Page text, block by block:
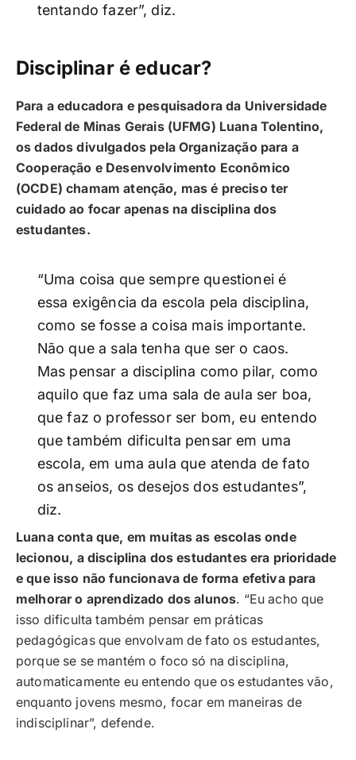
tentando fazer”, diz.
Disciplinar é educar?
Para a educadora e pesquisadora da Universidade
Federal de Minas Gerais (UFMG) Luana Tolentino,
os dados divulgados pela Organização para a
Cooperação e Desenvolvimento Econômico
(OCDE) chamam atenção, mas é preciso ter
cuidado ao focar apenas na disciplina dos
estudantes.
“Uma coisa que sempre questionei é
essa exigência da escola pela disciplina,
como se fosse a coisa mais importante.
Não que a sala tenha que ser o caos.
Mas pensar a disciplina como pilar, como
aquilo que faz uma sala de aula ser boa,
que faz o professor ser bom, eu entendo
que também dificulta pensar em uma
escola, em uma aula que atenda de fato
os anseios, os desejos dos estudantes”,
diz.
Luana conta que, em muitas as escolas onde
lecionou, a disciplina dos estudantes era prioridade
e que isso não funcionava de forma efetiva para
melhorar o aprendizado dos alunos. “Eu acho que
isso dificulta também pensar em práticas
pedagógicas que envolvam de fato os estudantes,
porque se se mantém o foco só na disciplina,
automaticamente eu entendo que os estudantes vão,
enquanto jovens mesmo, focar em maneiras de
indisciplinar”, defende.